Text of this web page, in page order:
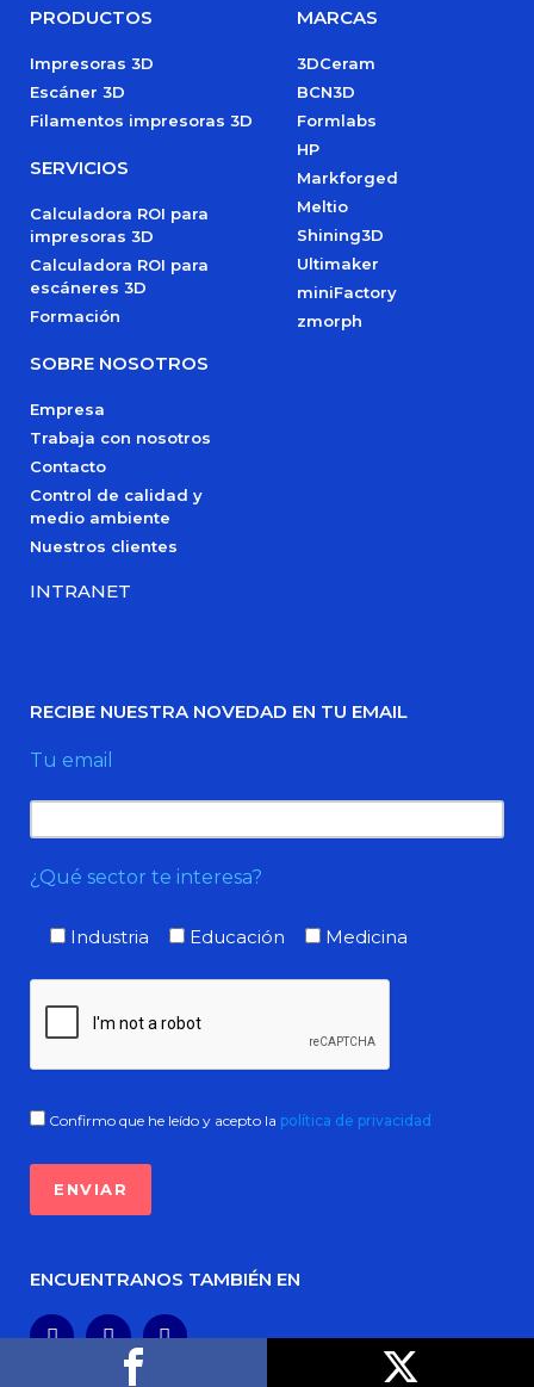
PRODUCTOS
Impresoras 3D
Escáner 3D
Filamentos impresoras 3D
SERVICIOS
Calculadora ROI para
impresoras 3D
Calculadora ROI para
escáneres 3D
Formación
SOBRE NOSOTROS
Empresa
Trabaja con nosotros
Contacto
Control de calidad y
medio ambiente
Nuestros clientes
INTRANET
MARCAS
3DCeram
BCN3D
Formlabs
HP
Markforged
Meltio
Shining3D
Ultimaker
miniFactory
zmorph
RECIBE NUESTRA NOVEDAD EN TU EMAIL
Tu email
¿Qué sector te interesa?
Industria Educación Medicina
Confirmo que he leído y acepto la política de privacidad
ENCUENTRANOS TAMBIÉN EN